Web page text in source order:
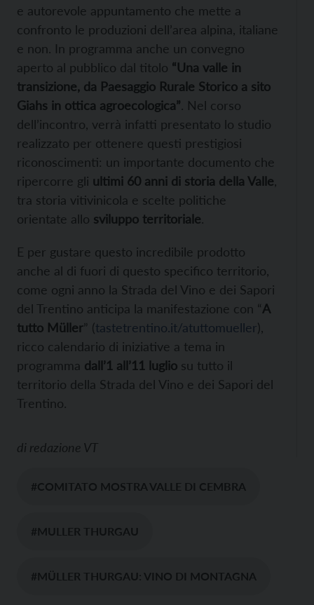
e autorevole appuntamento che mette a
confronto le produzioni dell’area alpina, italiane
e non. In programma anche un convegno
aperto al pubblico dal titolo “Una valle in
transizione, da Paesaggio Rurale Storico a sito
Giahs in ottica agroecologica”. Nel corso
dell’incontro, verrà infatti presentato lo studio
realizzato per ottenere questi prestigiosi
riconoscimenti: un importante documento che
ripercorre gli ultimi 60 anni di storia della Valle
tra storia vitivinicola e scelte politiche
orientate allo sviluppo territoriale.
E per gustare questo incredibile prodotto
anche al di fuori di questo specifico territorio,
come ogni anno la Strada del Vino e dei Sapori
del Trentino anticipa la manifestazione con “A
tutto Müller” (tastetrentino.it/atuttomueller),
ricco calendario di iniziative a tema in
programma dall’1 all’11 luglio su tutto il
territorio della Strada del Vino e dei Sapori del
Trentino.
di redazione VT
#COMITATO MOSTRA VALLE DI CEMBRA
#MULLER THURGAU
#MÜLLER THURGAU: VINO DI MONTAGNA